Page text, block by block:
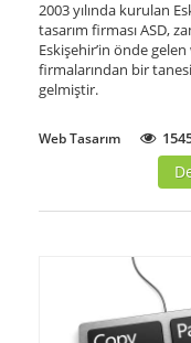
2003 yılında kurulan
tasarım firması ASD,
Eskişehir’in önde
firmalarından bir
gelmiştir.
Web Tasarım